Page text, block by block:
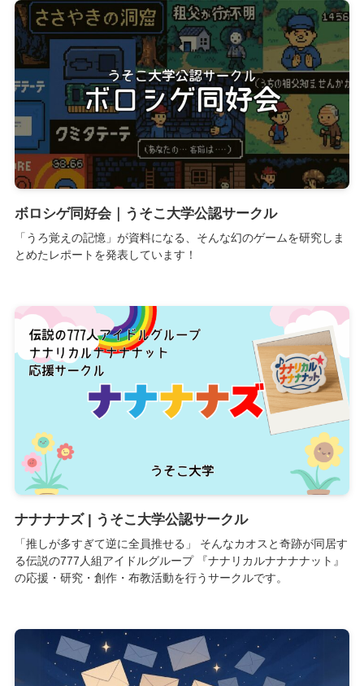
ボロシゲ同好会｜うそこ大学公認サークル
「うろ覚えの記憶」が資料になる、そんな幻のゲームを研究しま
とめたレポートを発表しています！
ナナナナズ | うそこ大学公認サークル
「推しが多すぎて逆に全員推せる」 そんなカオスと奇跡が同居す
る伝説の777人組アイドルグループ 『ナナリカルナナナナット』
の応援・研究・創作・布教活動を行うサークルです。